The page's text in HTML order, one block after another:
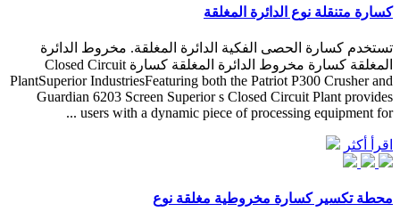
كسارة متنقلة نوع الدائرة المغلقة
تستخدم كسارة الحصى الفكية الدائرة المغلقة. مخروط الدائرة
المغلقة كسارة مخروط الدائرة المغلقة كسارة Closed Circuit
PlantSuperior IndustriesFeaturing both the Patriot P300 Crusher and
Guardian 6203 Screen Superior s Closed Circuit Plant provides
users with a dynamic piece of processing equipment for ...
اقرأ أكثر
محطة تكسير كسارة مخروطية مغلقة نوع